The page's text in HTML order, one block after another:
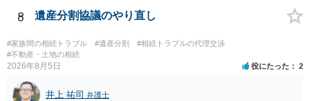
8 遺産分割協議のやり直し
#家族間の相続トラブル #遺産分割
#相続トラブルの代理交渉
#不動産・土地の相続
2026年8月5日 役にたった 2
井上 祐司 弁護士